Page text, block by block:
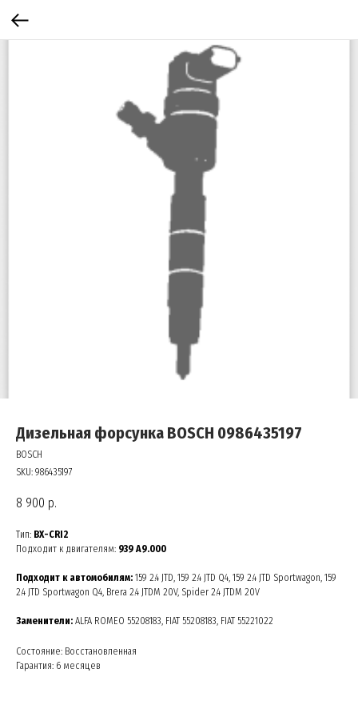
Дизельная форсунка BOSCH 0986435197
BOSCH
SKU: 986435197
8 900 р.
Тип: BX-CRI2
Подходит к двигателям: 939 A9.000
Подходит к автомобилям: 159 2.4 JTD, 159 2.4 JTD Q4, 159 2.4 JTD Sportwagon, 159
2.4 JTD Sportwagon Q4, Brera 2.4 JTDM 20V, Spider 2.4 JTDM 20V
Заменители: ALFA ROMEO 55208183, FIAT 55208183, FIAT 55221022
Состояние: Восстановленная
Гарантия: 6 месяцев